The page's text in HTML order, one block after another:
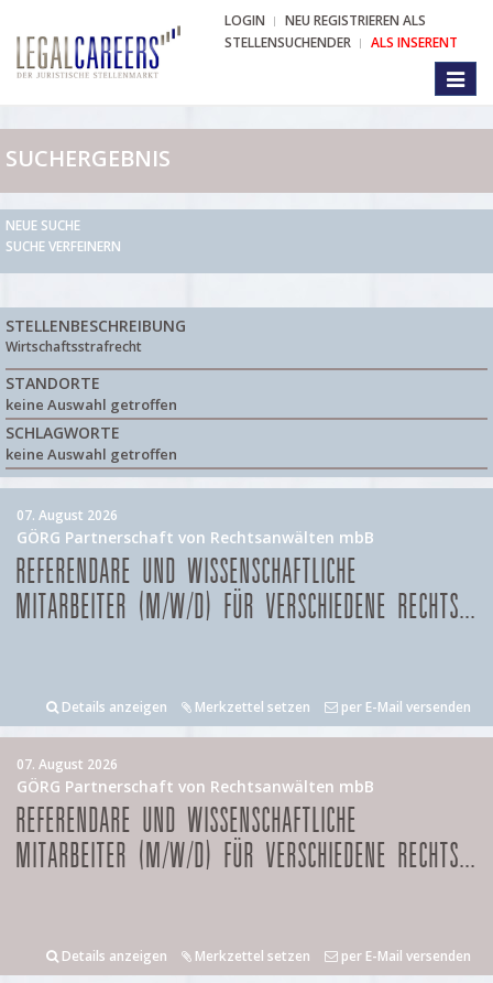
LOGIN
NEU REGISTRIEREN ALS
STELLENSUCHENDER
ALS INSERENT
SUCHERGEBNIS
NEUE SUCHE
SUCHE VERFEINERN
STELLENBESCHREIBUNG
Wirtschaftsstrafrecht
STANDORTE
keine Auswahl getroffen
SCHLAGWORTE
keine Auswahl getroffen
07. August 2026
GÖRG Partnerschaft von Rechtsanwälten mbB
REFERENDARE UND WISSENSCHAFTLICHE
MITARBEITER (M/W/D) FÜR VERSCHIEDENE RECHTS...
Details anzeigen Merkzettel setzen per E-Mail versenden
07. August 2026
GÖRG Partnerschaft von Rechtsanwälten mbB
REFERENDARE UND WISSENSCHAFTLICHE
MITARBEITER (M/W/D) FÜR VERSCHIEDENE RECHTS...
Details anzeigen Merkzettel setzen per E-Mail versenden